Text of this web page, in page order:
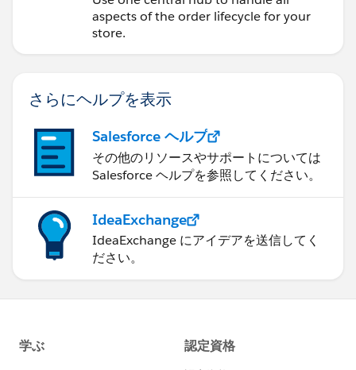
Commerce Store
aspects of the order lifecycle for your
store.
さらにヘルプを表示
Salesforce ヘルプ
その他のリソースやサポートについては
Salesforce ヘルプを参照してください。
IdeaExchange
IdeaExchange にアイデアを送信してく
ださい。